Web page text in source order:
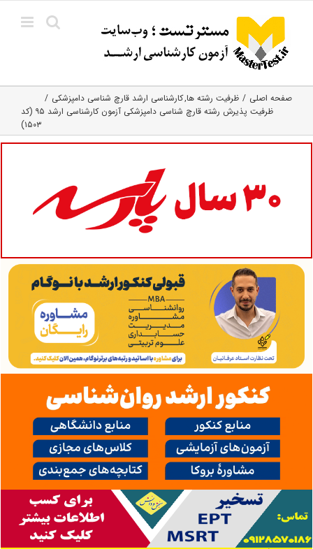
content
صفحه اصلی ظرفیت رشته ها کارشناسی ارشد قارچ‌ شناسی دامپزشکی
ظرفیت پذیرش رشته قارچ شناسی دامپزشکی آزمون کارشناسی ارشد ۹۵ (کد
۱۵۰۳)